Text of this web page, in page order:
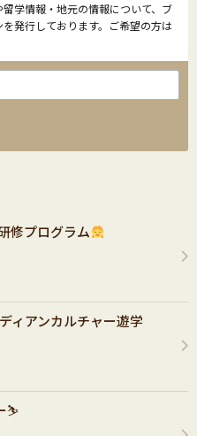
学情報・地元の情報について、ブ
発行しております。ご希望の方は
修プログラム
ィアンカルチャー遊学
⛷️